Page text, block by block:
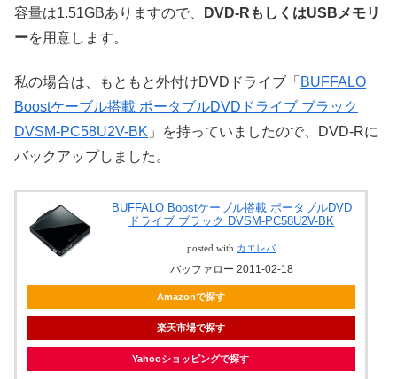
容量は1.51GBありますので、
DVD-RもしくはUSBメモリ
ーを用意します。
私の場合は、もともと外付けDVDドライブ「 BUFFALO
Boostケーブル搭載 ポータブルDVDドライブ ブラック
DVSM-PC58U2V-BK 」を持っていましたので、DVD-Rに
バックアップしました。
BUFFALO Boostケーブル搭載 ポータブルDVD
ドライブ ブラック DVSM-PC58U2V-BK
posted with カエレバ
バッファロー 2011-02-18
Amazonで探す
楽天市場で探す
Yahooショッピングで探す